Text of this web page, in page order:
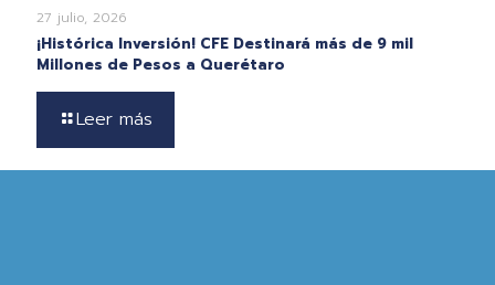
27 julio, 2026
¡Histórica Inversión! CFE Destinará más de 9 mil
Millones de Pesos a Querétaro
Leer más